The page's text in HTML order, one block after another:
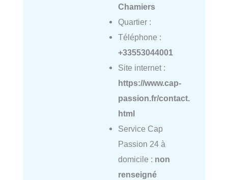
Chamiers
Quartier :
Téléphone :
+33553044001
Site internet :
https://www.cap-
passion.fr/contact.
html
Service Cap
Passion 24 à
domicile : non
renseigné